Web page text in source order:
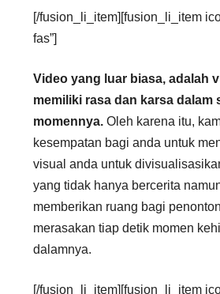
[/fusion_li_item][fusion_li_item
fas”]
Video yang luar biasa, adalah
memiliki rasa dan karsa dalam
momennya. Oleh karena itu,
kesempatan bagi anda untuk
visual anda untuk
yang tidak hanya bercerita
memberikan ruang bagi
merasakan tiap detik momen
dalamnya.
[/fusion_li_item][fusion_li_item